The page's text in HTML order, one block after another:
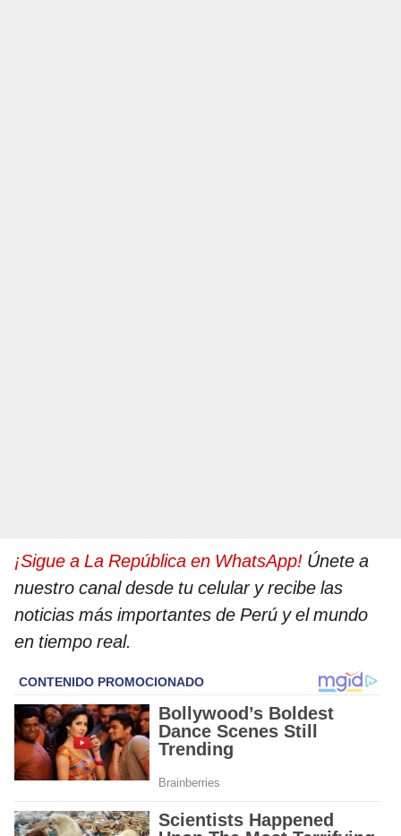
¡Sigue a La República en WhatsApp! Únete a
nuestro canal desde tu celular y recibe las
noticias más importantes de Perú y el mundo
en tiempo real.